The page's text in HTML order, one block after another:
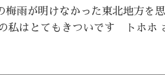
雨が明けなかった東北地方を
私はとてもきついです トホホ